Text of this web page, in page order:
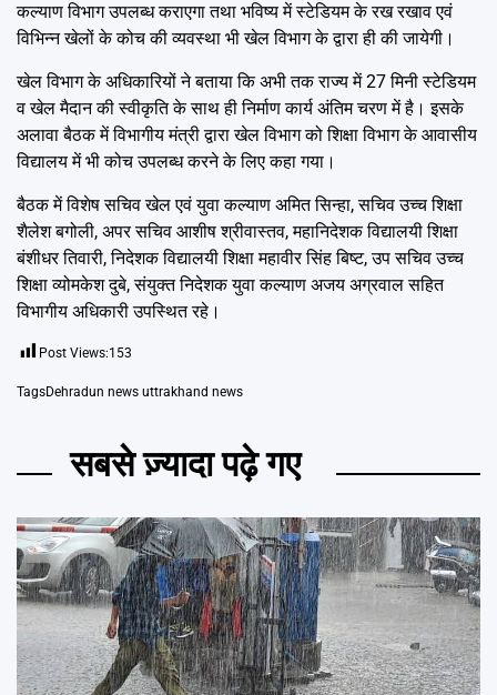
कल्याण विभाग उपलब्ध कराएगा तथा भविष्य में स्टेडियम के रख रखाव एवं
विभिन्न खेलों के कोच की व्यवस्था भी खेल विभाग के द्वारा ही की जायेगी।
खेल विभाग के अधिकारियों ने बताया कि अभी तक राज्य में 27 मिनी स्टेडियम
व खेल मैदान की स्वीकृति के साथ ही निर्माण कार्य अंतिम चरण में है। इसके
अलावा बैठक में विभागीय मंत्री द्वारा खेल विभाग को शिक्षा विभाग के आवासीय
विद्यालय में भी कोच उपलब्ध करने के लिए कहा गया।
बैठक में विशेष सचिव खेल एवं युवा कल्याण अमित सिन्हा, सचिव उच्च शिक्षा
शैलेश बगोली, अपर सचिव आशीष श्रीवास्तव, महानिदेशक विद्यालयी शिक्षा
बंशीधर तिवारी, निदेशक विद्यालयी शिक्षा महावीर सिंह बिष्ट, उप सचिव उच्च
शिक्षा व्योमकेश दुबे, संयुक्त निदेशक युवा कल्याण अजय अग्रवाल सहित
विभागीय अधिकारी उपस्थित रहे।
Post Views:153
TagsDehradun news uttrakhand news
सबसे ज़्यादा पढ़े गए